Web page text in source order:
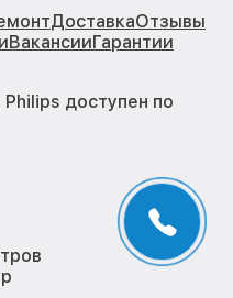
ДоставкаОтзывы
ВакансииГарантии
доступен по